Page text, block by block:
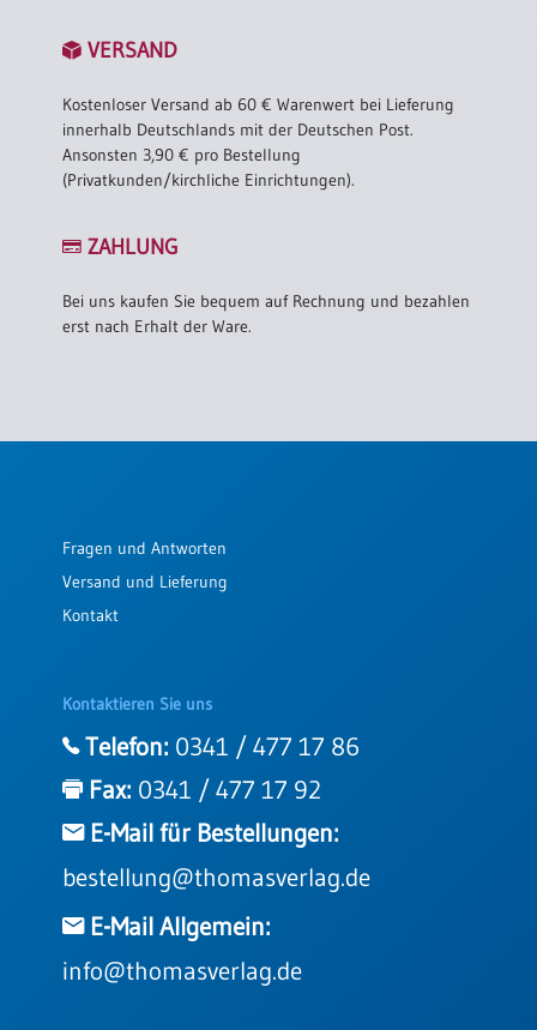
VERSAND
Kostenloser Versand ab 60 € Warenwert bei Lieferung
innerhalb Deutschlands mit der Deutschen Post.
Ansonsten 3,90 € pro Bestellung
(Privatkunden/kirchliche Einrichtungen).
ZAHLUNG
Bei uns kaufen Sie bequem auf Rechnung und bezahlen
erst nach Erhalt der Ware.
Fragen und Antworten
Versand und Lieferung
Kontakt
Kontaktieren Sie uns
Telefon: 0341 / 477 17 86
Fax: 0341 / 477 17 92
E-Mail für Bestellungen:
bestellung@thomasverlag.de
E-Mail Allgemein:
info@thomasverlag.de